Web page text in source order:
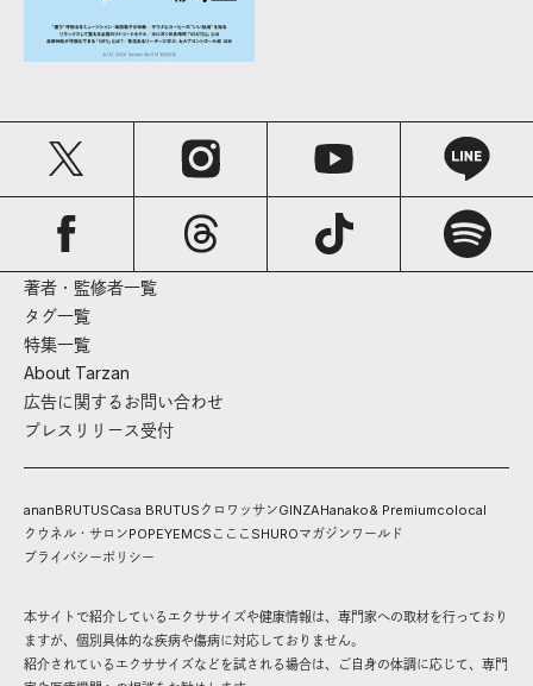
著者・監修者一覧
タグ一覧
特集一覧
About Tarzan
広告に関するお問い合わせ
プレスリリース受付
ananBRUTUSCasa BRUTUS クロワッサンGINZAHanako& Premiumcolocal
クウネル・サロンPOPEYEMCS こここ SHUROマガジンワールド
プライバシーポリシー
本サイトで紹介しているエクササイズや健康情報は、専門家への取材を行っており
ますが、個別具体的な疾病や傷病に対応しておりません。
紹介されているエクササイズなどを試される場合は、ご自身の体調に応じて、専門